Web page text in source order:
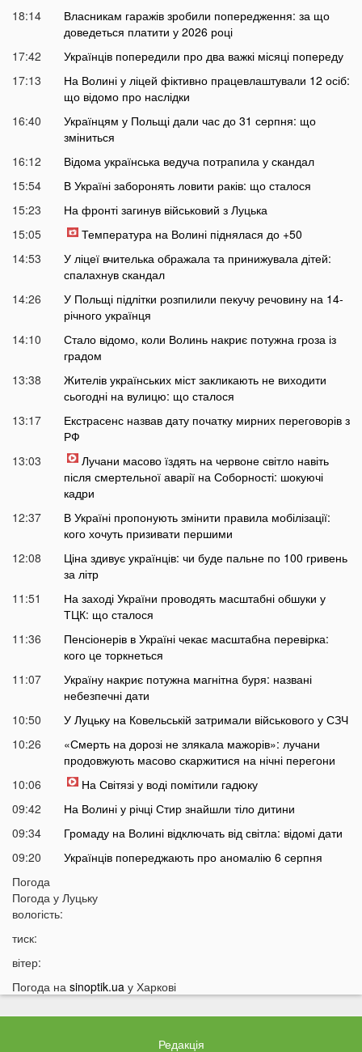
18:14
Власникам гаражів зробили попередження: за що
доведеться платити у 2026 році
17:42
Українців попередили про два важкі місяці попереду
17:13
На Волині у ліцей фіктивно працевлаштували 12 осіб:
що відомо про наслідки
16:40
Українцям у Польщі дали час до 31 серпня: що
зміниться
16:12
Відома українська ведуча потрапила у скандал
15:54
В Україні заборонять ловити раків: що сталося
15:23
На фронті загинув військовий з Луцька
15:05
Температура на Волині піднялася до +50
14:53
У ліцеї вчителька ображала та принижувала дітей:
спалахнув скандал
14:26
У Польщі підлітки розпилили пекучу речовину на 14-
річного українця
14:10
Стало відомо, коли Волинь накриє потужна гроза із
градом
13:38
Жителів українських міст закликають не виходити
сьогодні на вулицю: що сталося
13:17
Екстрасенс назвав дату початку мирних переговорів з
РФ
13:03
Лучани масово їздять на червоне світло навіть
після смертельної аварії на Соборності: шокуючі
кадри
12:37
В Україні пропонують змінити правила мобілізації:
кого хочуть призивати першими
12:08
Ціна здивує українців: чи буде пальне по 100 гривень
за літр
11:51
На заході України проводять масштабні обшуки у
ТЦК: що сталося
11:36
Пенсіонерів в Україні чекає масштабна перевірка:
кого це торкнеться
11:07
Україну накриє потужна магнітна буря: названі
небезпечні дати
10:50
У Луцьку на Ковельській затримали військового у СЗЧ
10:26
«Смерть на дорозі не злякала мажорів»: лучани
продовжують масово скаржитися на нічні перегони
10:06
На Світязі у воді помітили гадюку
09:42
На Волині у річці Стир знайшли тіло дитини
09:34
Громаду на Волині відключать від світла: відомі дати
09:20
Українців попереджають про аномалію 6 серпня
09:05
вважався зниклим безвісти
21:32
20:21
Ці продукти потрібно викинути через 48 годин: вони
можуть бути небезпечними
кого це стосується
Погода
Погода у Луцьку
вологість:
тиск:
вітер:
Погода на sinoptik.ua у Харкові
Редакція